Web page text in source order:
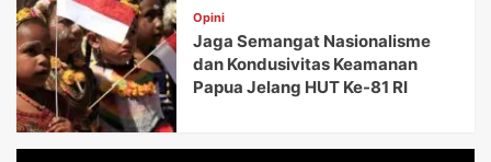
Opini
Jaga Semangat Nasionalisme
dan Kondusivitas Keamanan
Papua Jelang HUT Ke-81 RI